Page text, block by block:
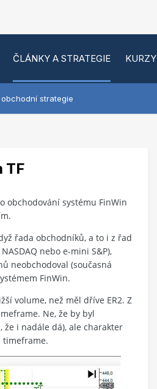
ČLÁNKY A STRATEGIE KURZY
strategie
TF
obchodování systému FinWin
řada obchodníků, a to i z řad
nebo e-mini S&P),
neobchodoval (současná
FinWin.
volume, než měl dříve ER2. Z
Ne, že by byl
že i nadále dá), ale charakter
timeframe.